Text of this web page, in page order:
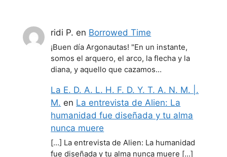
ridi P. en Borrowed Time
¡Buen día Argonautas! "En un instante,
somos el arquero, el arco, la flecha y la
diana, y aquello que cazamos…
La E. D. A. L. H. F. D. Y. T. A. N. M. |.
M. en La entrevista de Alien: La
humanidad fue diseñada y tu alma
nunca muere
[…] La entrevista de Alien: La humanidad
fue diseñada y tu alma nunca muere […]